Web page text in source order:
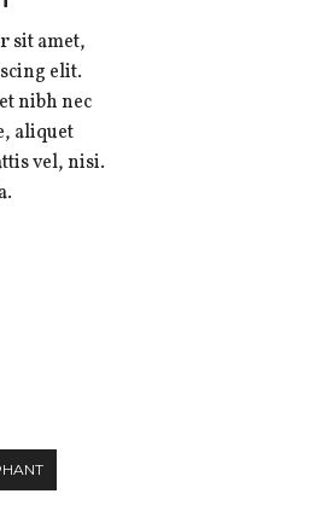
sit amet,
elit.
nibh nec
aliquet
vel, nisi.